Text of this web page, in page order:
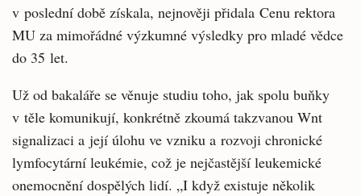
v poslední době získala, nejnověji přidala Cenu rektora
MU za mimořádné výzkumné výsledky pro mladé vědce
do 35 let.
Už od bakaláře se věnuje studiu toho, jak spolu buňky
v těle komunikují, konkrétně zkoumá takzvanou Wnt
signalizaci a její úlohu ve vzniku a rozvoji chronické
lymfocytární leukémie, což je nejčastější leukemické
onemocnění dospělých lidí. „I když existuje několik